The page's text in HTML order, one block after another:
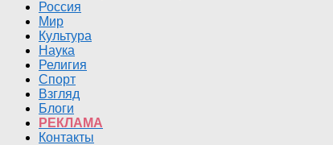
Россия
Мир
Культура
Наука
Религия
Спорт
Взгляд
Блоги
РЕКЛАМА
Контакты